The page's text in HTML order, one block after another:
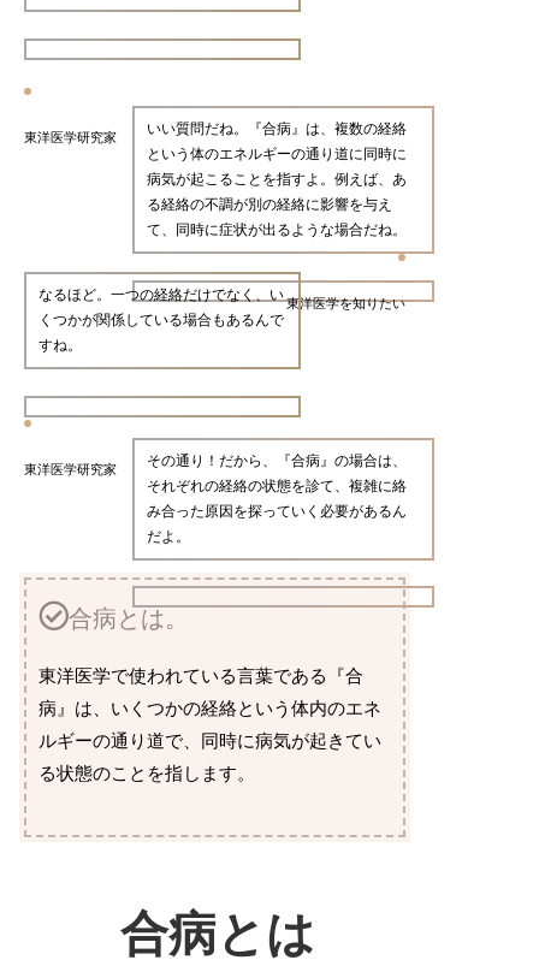
東洋医学研究家
いい質問だね。『合病』は、複数の経絡
という体のエネルギーの通り道に同時に
病気が起こることを指すよ。例えば、あ
る経絡の不調が別の経絡に影響を与え
て、同時に症状が出るような場合だね。
東洋医学を知りたい
なるほど。一つの経絡だけでなく、い
くつかが関係している場合もあるんで
すね。
東洋医学研究家
その通り！だから、『合病』の場合は、
それぞれの経絡の状態を診て、複雑に絡
み合った原因を探っていく必要があるん
だよ。
合病とは。
東洋医学で使われている言葉である『合
病』は、いくつかの経絡という体内のエネ
ルギーの通り道で、同時に病気が起きてい
る状態のことを指します。
合病とは